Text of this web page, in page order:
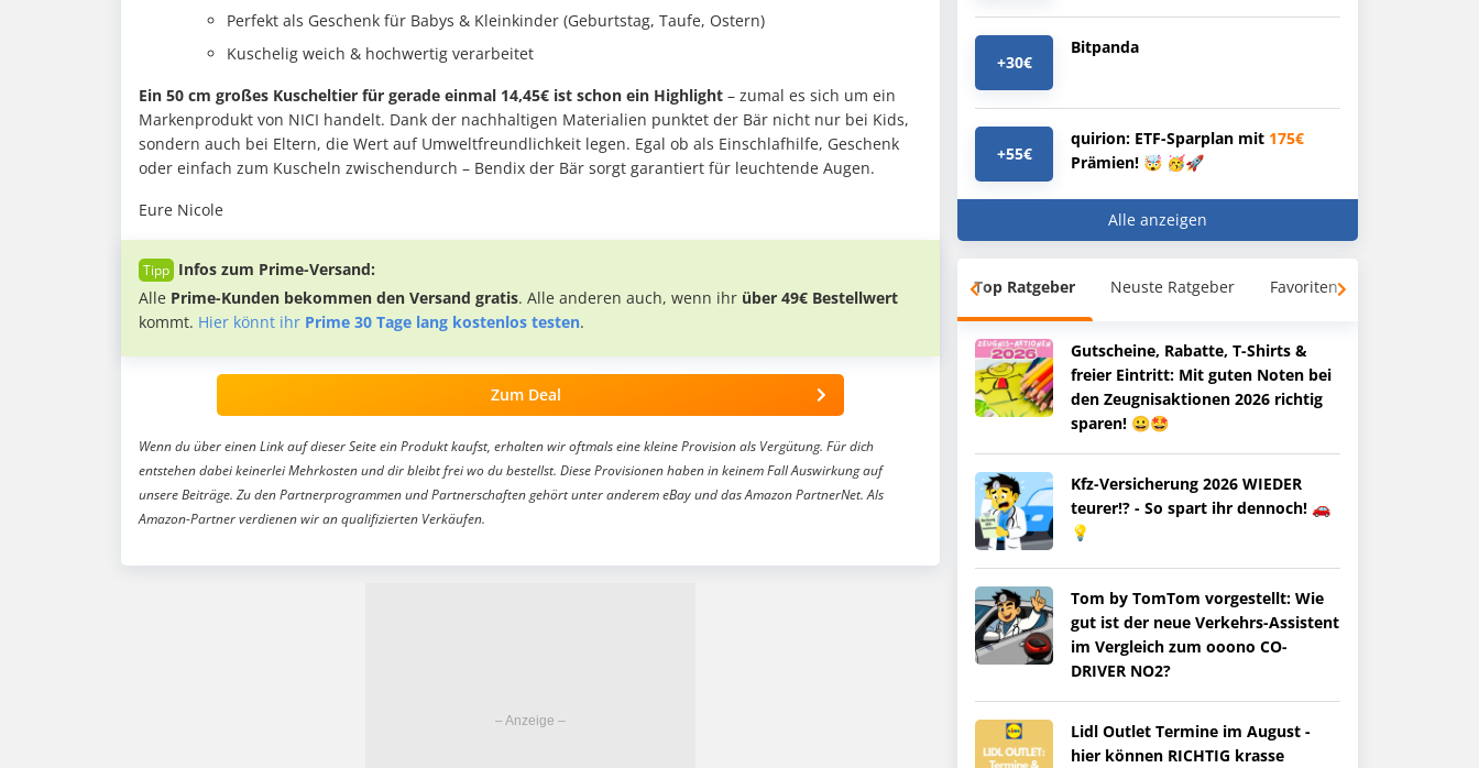
Perfekt als Geschenk für Babys & Kleinkinder (Geburtstag, Taufe, Ostern)
Kuschelig weich & hochwertig verarbeitet
Ein 50 cm großes Kuscheltier für gerade einmal 14,45€ ist schon ein Highlight – zumal es sich um ein
Markenprodukt von NICI handelt. Dank der nachhaltigen Materialien punktet der Bär nicht nur bei Kids,
sondern auch bei Eltern, die Wert auf Umweltfreundlichkeit legen. Egal ob als Einschlafhilfe, Geschenk
oder einfach zum Kuscheln zwischendurch – Bendix der Bär sorgt garantiert für leuchtende Augen.
Eure Nicole
Infos zum Prime-Versand:
Alle Prime-Kunden bekommen den Versand gratis. Alle anderen auch, wenn ihr über 49€ Bestellwert
kommt. Hier könnt ihr Prime 30 Tage lang kostenlos testen.
Zum Deal
Wenn du über einen Link auf dieser Seite ein Produkt kaufst, erhalten wir oftmals eine kleine Provision als Vergütung. Für dich
entstehen dabei keinerlei Mehrkosten und dir bleibt frei wo du bestellst. Diese Provisionen haben in keinem Fall Auswirkung auf
unsere Beiträge. Zu den Partnerprogrammen und Partnerschaften gehört unter anderem eBay und das Amazon PartnerNet. Als
Amazon-Partner verdienen wir an qualifizierten Verkäufen.
+30€
Bitpanda
+55€
quirion: ETF-Sparplan mit 175€
Prämien! 🤯 🥳🚀
Alle anzeigen
Top Ratgeber Neuste Ratgeber Favoriten
Gutscheine, Rabatte, T-Shirts &
freier Eintritt: Mit guten Noten bei
den Zeugnisaktionen 2026 richtig
sparen! 😀🤩
Kfz-Versicherung 2026 WIEDER
teurer!? - So spart ihr dennoch! 🚗
💡
Tom by TomTom vorgestellt: Wie
gut ist der neue Verkehrs-Assistent
im Vergleich zum ooono CO-
DRIVER NO2?
Lidl Outlet Termine im August -
hier können RICHTIG krasse